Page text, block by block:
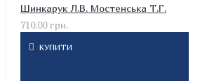
Шинкарук Л.В. Мостенська Т.Г.
710.00 грн.
КУПИТИ